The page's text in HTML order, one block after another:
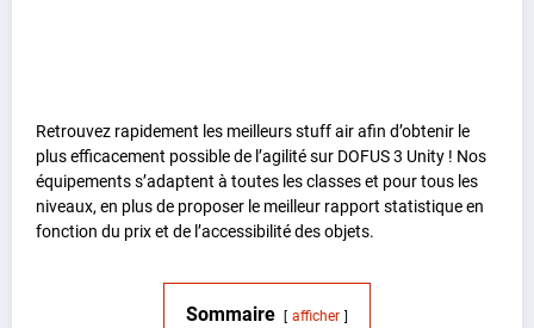
Retrouvez rapidement les meilleurs stuff air afin d’obtenir le
plus efficacement possible de l’agilité sur DOFUS 3 Unity ! Nos
équipements s’adaptent à toutes les classes et pour tous les
niveaux, en plus de proposer le meilleur rapport statistique en
fonction du prix et de l’accessibilité des objets.
Sommaire afficher